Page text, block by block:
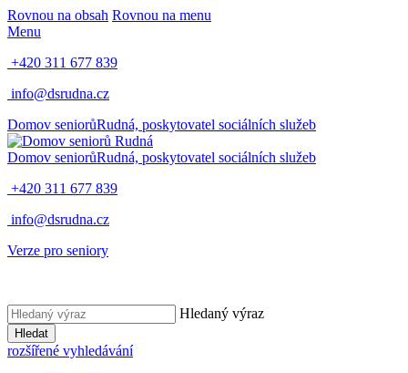
Rovnou na obsah Rovnou na menu
Menu
+420 311 677 839
info@dsrudna.cz
Domov seniorůRudná, poskytovatel sociálních služeb
Domov seniorůRudná, poskytovatel sociálních služeb
+420 311 677 839
info@dsrudna.cz
Verze pro seniory
Hledaný výraz
Hledat
rozšířené vyhledávání